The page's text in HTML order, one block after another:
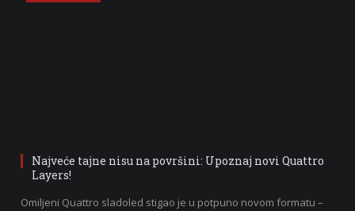
Najveće tajne nisu na površini: Upoznaj novi Quattro
Layers!
Omiljeni Quattro sladoled stigao je u potpuno novom formatu –